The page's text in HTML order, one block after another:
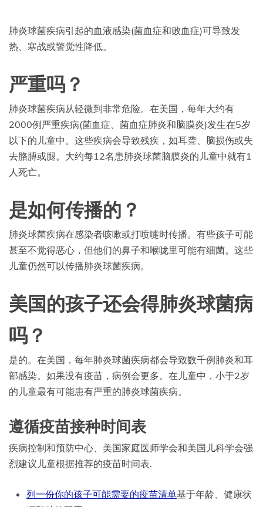
肺炎球菌疾病引起的血液感染(菌血症和败血症)可导致发
热、寒战或警觉性降低。
严重吗？
肺炎球菌疾病从轻微到非常危险。在美国，每年大约有
2000例严重疾病(菌血症、菌血症肺炎和脑膜炎)发生在5岁
以下的儿童中。这些疾病会导致残疾，如耳聋、脑损伤或失
去胳膊或腿。大约每12名患肺炎球菌脑膜炎的儿童中就有1
人死亡。
是如何传播的？
肺炎球菌疾病在感染者咳嗽或打喷嚏时传播。有些孩子可能
甚至不觉得恶心，但他们的鼻子和喉咙里可能有细菌。这些
儿童仍然可以传播肺炎球菌疾病。
美国的孩子还会得肺炎球菌病
吗？
是的。在美国，每年肺炎球菌疾病都会导致数千例肺炎和耳
部感染。如果没有疫苗，病例会更多。在儿童中，小于2岁
的儿童最有可能患有严重的肺炎球菌疾病。
遵循疫苗接种时间表
疾病控制和预防中心、美国家庭医师学会和美国儿科学会强
烈建议儿童根据推荐的疫苗时间表.
列一份你的孩子可能需要的疫苗清单基于年龄、健康状